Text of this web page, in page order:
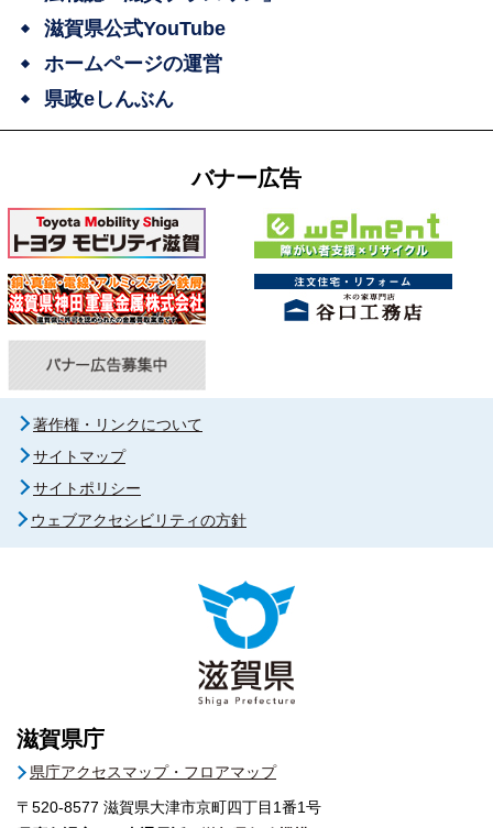
滋賀県公式YouTube
ホームページの運営
県政eしんぶん
バナー広告
著作権・リンクについて
サイトマップ
サイトポリシー
ウェブアクセシビリティの方針
滋賀県庁
県庁アクセスマップ・フロアマップ
〒520-8577 滋賀県大津市京町四丁目1番1号